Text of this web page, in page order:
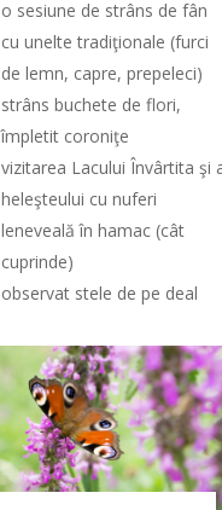
o sesiune de strâns de fân
cu unelte tradiţionale (furci
de lemn, capre, prepeleci)
strâns buchete de flori,
împletit coroniţe
vizitarea Lacului Învârtita şi
heleşteului cu nuferi
leneveală în hamac (cât
cuprinde)
observat stele de pe deal